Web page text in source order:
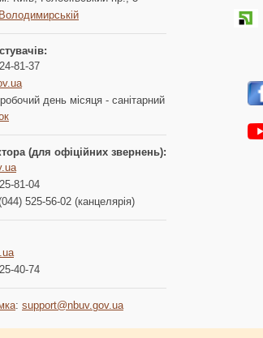
81-37
день місяця - санітарний
(для офіційних звернень):
81-04
525-56-02 (канцелярія)
40-74
: support@nbuv.gov.ua